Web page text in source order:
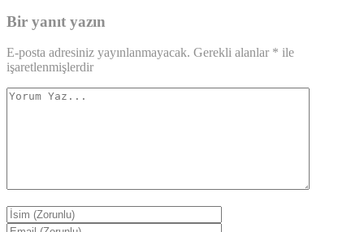
Bir yanıt yazın
E-posta adresiniz yayınlanmayacak. Gerekli alanlar * ile
işaretlenmişlerdir